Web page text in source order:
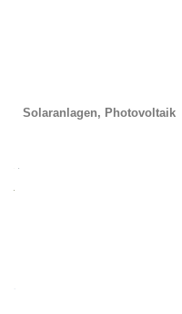
Solaranlagen, Photovoltaik